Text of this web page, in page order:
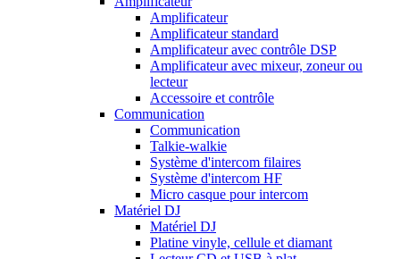
Amplificateur
Amplificateur standard
Amplificateur avec contrôle DSP
Amplificateur avec mixeur, zoneur ou
lecteur
Accessoire et contrôle
Communication
Communication
Talkie-walkie
Système d'intercom filaires
Système d'intercom HF
Micro casque pour intercom
Matériel DJ
Matériel DJ
Platine vinyle, cellule et diamant